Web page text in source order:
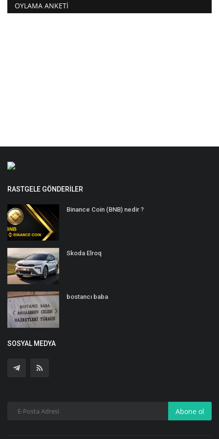
OYLAMA ANKETI
RASTGELE GÖNDERILER
Binance Coin (BNB) nedir ?
Skoda Elroq
bostancı baba
SOSYAL MEDYA
Abone ol